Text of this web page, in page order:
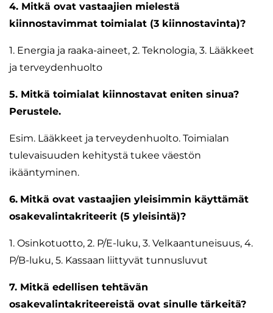
4. Mitkä ovat vastaajien mielestä
kiinnostavimmat toimialat (3 kiinnostavinta)?
1. Energia ja raaka-aineet, 2. Teknologia, 3. Lääkkeet
ja terveydenhuolto
5. Mitkä toimialat kiinnostavat eniten sinua?
Perustele.
Esim. Lääkkeet ja terveydenhuolto. Toimialan
tulevaisuuden kehitystä tukee väestön
ikääntyminen.
6. Mitkä ovat vastaajien yleisimmin käyttämät
osakevalintakriteerit (5 yleisintä)?
1. Osinkotuotto, 2. P/E-luku, 3. Velkaantuneisuus, 4.
P/B-luku, 5. Kassaan liittyvät tunnusluvut
7. Mitkä edellisen tehtävän
osakevalintakriteereistä ovat sinulle tärkeitä?